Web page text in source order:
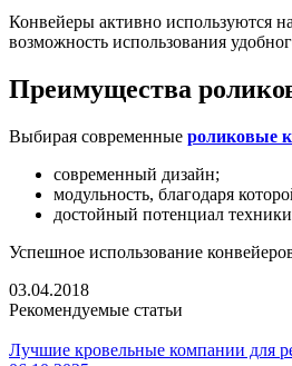
Конвейеры активно используются
возможность использования
Преимущества
Выбирая современные роликовые
современный дизайн;
модульность, благодаря
достойный потенциал
Успешное использование
03.04.2018
Рекомендуемые статьи
Лучшие кровельные компании для